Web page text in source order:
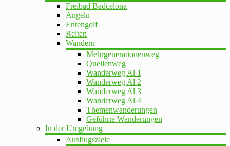
Freibad Badcelona
Angeln
Entengolf
Reiten
Wandern
Mehrgenerationenweg
Quellenweg
Wanderweg Al 1
Wanderweg Al 2
Wanderweg Al 3
Wanderweg Al 4
Themenwanderungen
Geführte Wanderungen
In der Umgebung
Ausflugsziele